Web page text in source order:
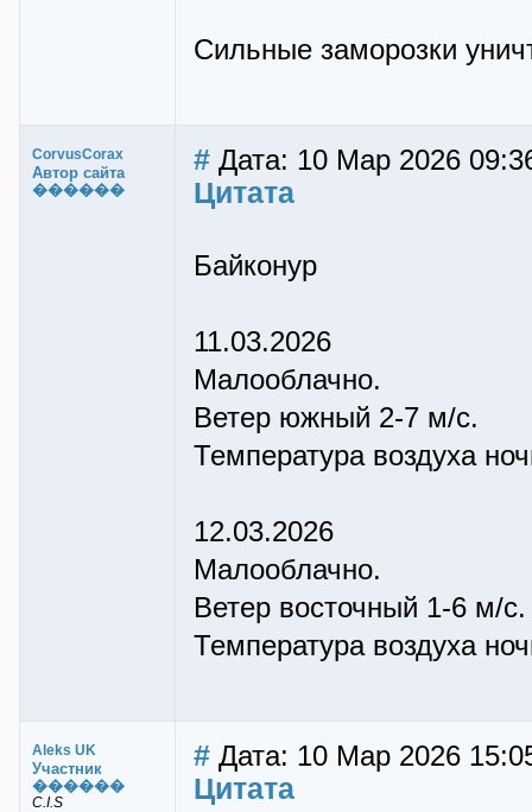
Сильные заморозки
CorvusCorax
Автор сайта
������
# Дата: 10 Мар 2026
Цитата
Байконур
11.03.2026
Малооблачно.
Ветер южный 2-7 м/с.
Температура воздуха
12.03.2026
Малооблачно.
Ветер восточный 1-6 м/с.
Температура воздуха
Aleks UK
Участник
������
C.I.S
# Дата: 10 Мар 2026
Цитата